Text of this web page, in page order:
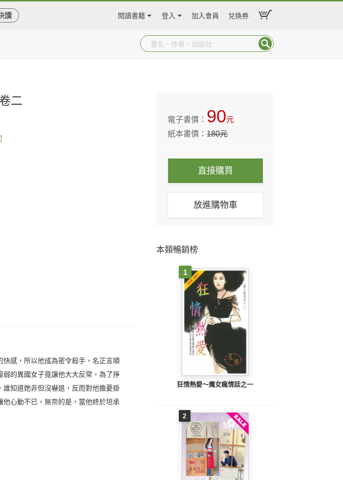
讀 閱讀書籍 登入 加入會員 兌換券
二
感，所以他成為密令殺手，名正言順
的異國女子竟讓他大大反常，為了掙
知道她非但沒嚇退，反而對他擔憂掛
心動不已，無奈的是，當他終於坦承
電子書價： 90元
紙本書價：180元
直接購買
放進購物車
本類暢銷榜
1
狂情熱愛～魔女瘋情話之一
2